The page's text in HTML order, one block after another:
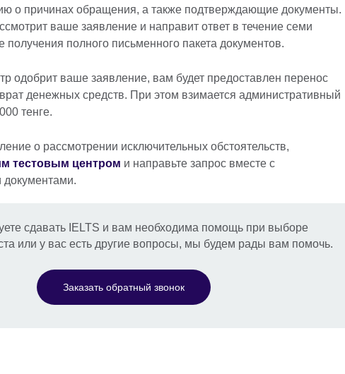
о причинах обращения, а также подтверждающие документы.
ваше заявление и направит ответ в течение семи
получения полного письменного пакета документов.
одобрит ваше заявление, вам будет предоставлен перенос
денежных средств. При этом взимается административный
тенге.
о рассмотрении исключительных обстоятельств,
тестовым центром и направьте запрос вместе с
сдавать IELTS и вам необходима помощь при выборе
или у вас есть другие вопросы, мы будем рады вам помочь.
Заказать обратный звонок